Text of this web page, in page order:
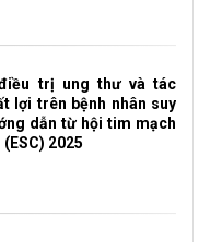
trị ung thư và tác
lợi trên bệnh nhân suy
dẫn từ hội tim mạch
(ESC) 2025